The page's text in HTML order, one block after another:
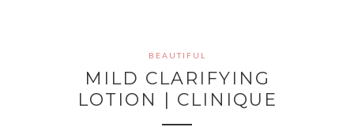
BEAUTIFUL
MILD CLARIFYING
LOTION | CLINIQUE